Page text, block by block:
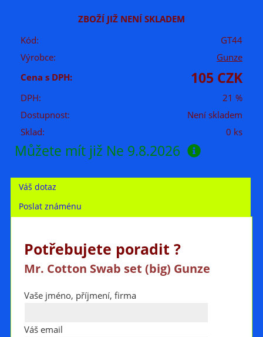
ZBOŽÍ JIŽ NENÍ SKLADEM
Kód:
GT44
Výrobce:
Gunze
Cena s DPH:
105 CZK
DPH:
21 %
Dostupnost:
Není skladem
Sklad:
0 ks
Můžete mít již Ne 9.8.2026
Váš dotaz
Poslat známénu
Potřebujete poradit ?
Mr. Cotton Swab set (big) Gunze
Vaše jméno, příjmení, firma
Váš email